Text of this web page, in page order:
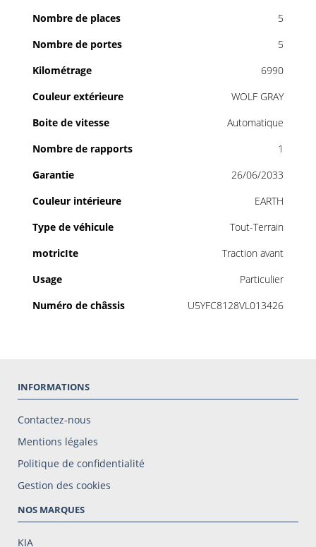
Nombre de places
5
Nombre de portes
5
Kilométrage
6990
Couleur extérieure
WOLF GRAY
Boite de vitesse
Automatique
Nombre de rapports
1
Garantie
26/06/2033
Couleur intérieure
EARTH
Type de véhicule
Tout-Terrain
motricIte
Traction avant
Usage
Particulier
Numéro de châssis
U5YFC8128VL013426
INFORMATIONS
Contactez-nous
Mentions légales
Politique de confidentialité
Gestion des cookies
NOS MARQUES
KIA